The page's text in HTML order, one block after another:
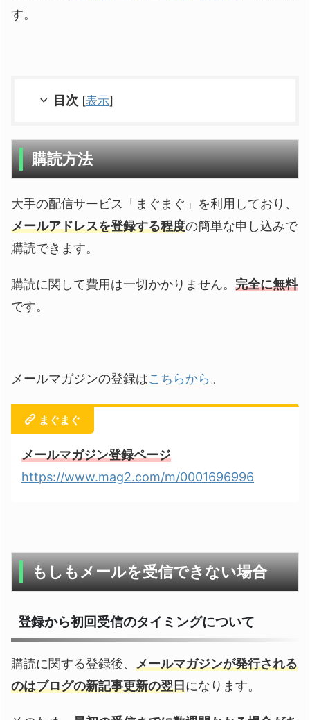
す。
目次 [表示]
購読方法
大手の配信サービス「まぐまぐ」を利用しており、
メールアドレスを登録する程度の簡単な申し込みで
購読できます。
購読に関して費用は一切かかりません。 完全に無料
です。
メールマガジンの登録はこちらから 。
まぐまぐ
メールマガジン登録ページ
https://www.mag2.com/m/0001696996
もしもメールを受信できない場合
登録から初回受信のタイミングについて
購読に関する登録後、 メールマガジンが発行される
のはブログの新記事更新の翌日になります。